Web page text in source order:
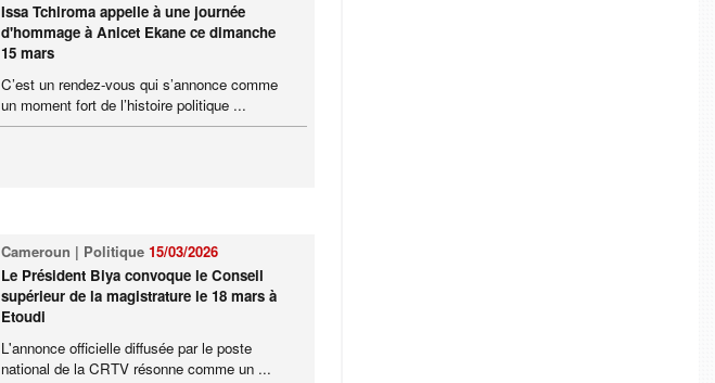
Issa Tchiroma appelle à une journée
d'hommage à Anicet Ekane ce dimanche
15 mars
C’est un rendez-vous qui s’annonce comme
un moment fort de l’histoire politique ...
Cameroun | Politique 15/03/2026
Le Président Biya convoque le Conseil
supérieur de la magistrature le 18 mars à
Etoudi
L'annonce officielle diffusée par le poste
national de la CRTV résonne comme un ...